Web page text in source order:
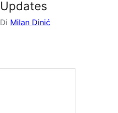
Updates
Di Milan Dinić